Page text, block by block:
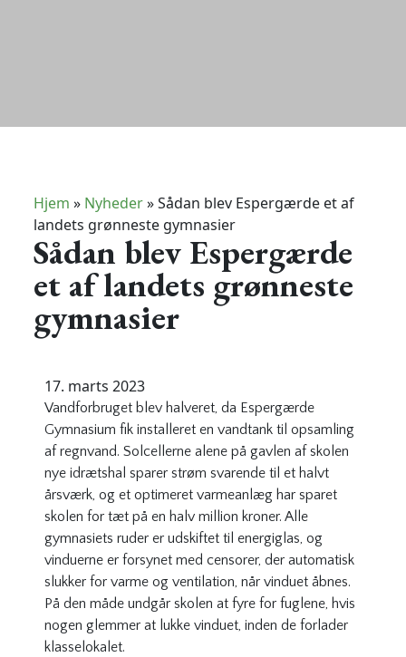
Hjem » Nyheder»Sådan blev Espergærde et af
landets grønneste gymnasier
Sådan blev Espergærde
et af landets grønneste
gymnasier
17. marts 2023
Vandforbruget blev halveret, da Espergærde
Gymnasium fik installeret en vandtank til opsamling
af regnvand. Solcellerne alene på gavlen af skolen
nye idrætshal sparer strøm svarende til et halvt
årsværk, og et optimeret varmeanlæg har sparet
skolen for tæt på en halv million kroner. Alle
gymnasiets ruder er udskiftet til energiglas, og
vinduerne er forsynet med censorer, der automatisk
slukker for varme og ventilation, når vinduet åbnes.
På den måde undgår skolen at fyre for fuglene, hvis
nogen glemmer at lukke vinduet, inden de forlader
klasselokalet.